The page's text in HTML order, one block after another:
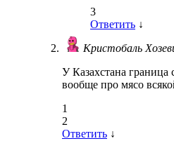
3
Ответить ↓
Кристобаль
У Казахстана
вообще про мясо
1
2
Ответить ↓